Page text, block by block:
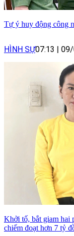
Tự ý huy động công
HÌNH SỰ07:13 |
Khởi tố, bắt giam hai
chiếm đoạt hơn 7 tỷ